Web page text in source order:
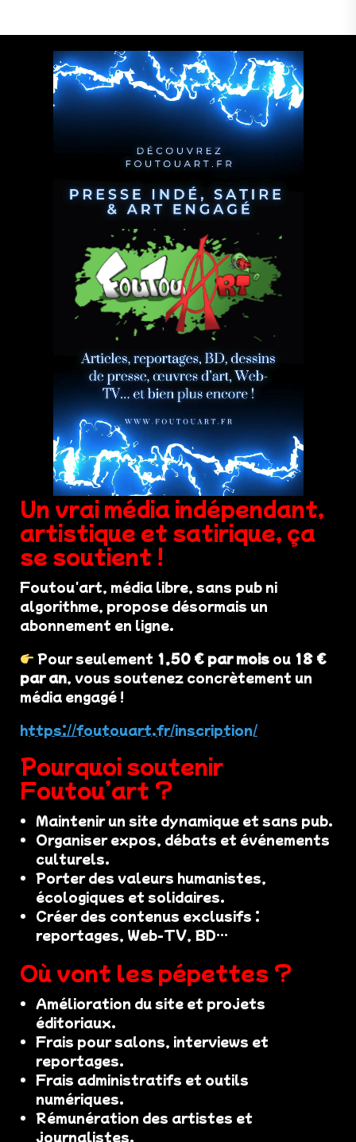
Un vrai média indépendant,
artistique et satirique, ça
se soutient !
Foutou'art, média libre, sans pub ni
algorithme, propose désormais un
abonnement en ligne.
Pour seulement 1,50 € par mois ou 18 €
par an, vous soutenez concrètement un
média engagé !
https://foutouart.fr/inscription/
Pourquoi soutenir
Foutou’art ?
Maintenir un site dynamique et sans pub.
Organiser expos, débats et événements
culturels.
Porter des valeurs humanistes,
écologiques et solidaires.
Créer des contenus exclusifs :
reportages, Web-TV, BD…
Où vont les pépettes ?
Amélioration du site et projets
éditoriaux.
Frais pour salons, interviews et
reportages.
Frais administratifs et outils
numériques.
Rémunération des artistes et
journalistes.